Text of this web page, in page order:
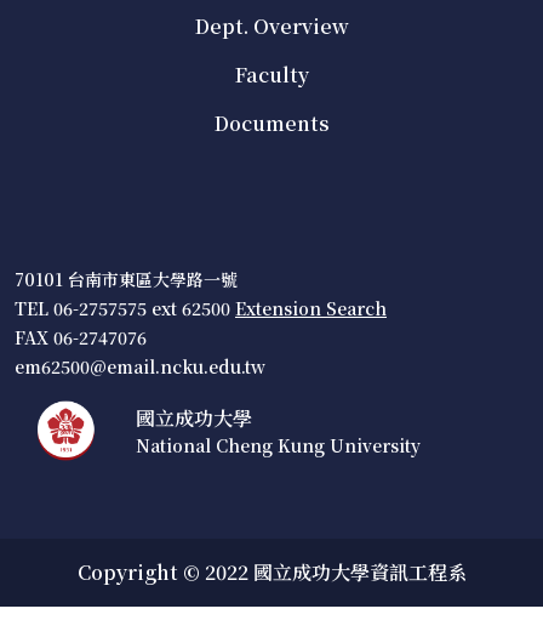
Dept. Overview
Faculty
Documents
70101 台南市東區大學路一號
TEL 06-2757575 ext 62500 Extension Search
FAX 06-2747076
em62500@email.ncku.edu.tw
國立成功大學
National Cheng Kung University
Copyright © 2022 國立成功大學資訊工程系